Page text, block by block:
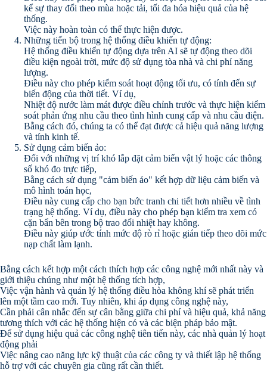
kể sự thay đổi theo mùa hoặc tải, tối đa hóa hiệu quả của hệ
thống.
Việc này hoàn toàn có thể thực hiện được.
Những tiến bộ trong hệ thống điều khiển tự động:
Hệ thống điều khiển tự động dựa trên AI sẽ tự động theo dõi
điều kiện ngoài trời, mức độ sử dụng tòa nhà và chi phí năng
lượng.
Điều này cho phép kiểm soát hoạt động tối ưu, có tính đến sự
biến động của thời tiết. Ví dụ,
Nhiệt độ nước làm mát được điều chỉnh trước và thực hiện kiểm
soát phản ứng nhu cầu theo tình hình cung cấp và nhu cầu điện.
Bằng cách đó, chúng ta có thể đạt được cả hiệu quả năng lượng
và tính kinh tế.
Sử dụng cảm biến ảo:
Đối với những vị trí khó lắp đặt cảm biến vật lý hoặc các thông
số khó đo trực tiếp,
Bằng cách sử dụng "cảm biến ảo" kết hợp dữ liệu cảm biến và
mô hình toán học,
Điều này cung cấp cho bạn bức tranh chi tiết hơn nhiều về tình
trạng hệ thống. Ví dụ, điều này cho phép bạn kiểm tra xem có
cặn bẩn bên trong bộ trao đổi nhiệt hay không.
Điều này giúp ước tính mức độ rò rỉ hoặc gián tiếp theo dõi mức
nạp chất làm lạnh.
Bằng cách kết hợp một cách thích hợp các công nghệ mới nhất này và
giới thiệu chúng như một hệ thống tích hợp,
Việc vận hành và quản lý hệ thống điều hòa không khí sẽ phát triển
lên một tầm cao mới. Tuy nhiên, khi áp dụng công nghệ này,
Cần phải cân nhắc đến sự cân bằng giữa chi phí và hiệu quả, khả năng
tương thích với các hệ thống hiện có và các biện pháp bảo mật.
Để sử dụng hiệu quả các công nghệ tiên tiến này, các nhà quản lý hoạt
động phải
Việc nâng cao năng lực kỹ thuật của các công ty và thiết lập hệ thống
hỗ trợ với các chuyên gia cũng rất cần thiết.